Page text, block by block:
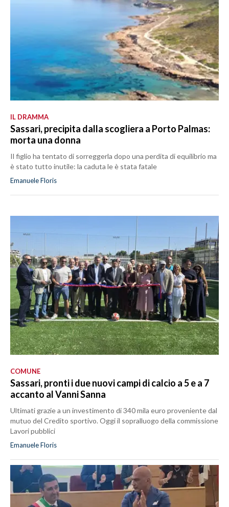
IL DRAMMA
Sassari, precipita dalla scogliera a Porto Palmas:
morta una donna
Il figlio ha tentato di sorreggerla dopo una perdita di equilibrio ma
è stato tutto inutile: la caduta le è stata fatale
Emanuele Floris
COMUNE
Sassari, pronti i due nuovi campi di calcio a 5 e a 7
accanto al Vanni Sanna
Ultimati grazie a un investimento di 340 mila euro proveniente dal
mutuo del Credito sportivo. Oggi il sopralluogo della commissione
Lavori pubblici
Emanuele Floris